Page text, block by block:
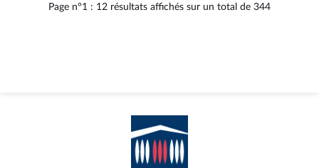
Page n°1 : 12 résultats affichés sur un total de 344